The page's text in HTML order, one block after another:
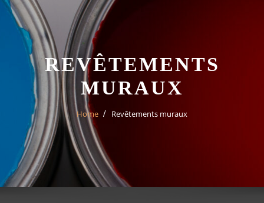
REVÊTEMENTS
MURAUX
Home Revêtements muraux